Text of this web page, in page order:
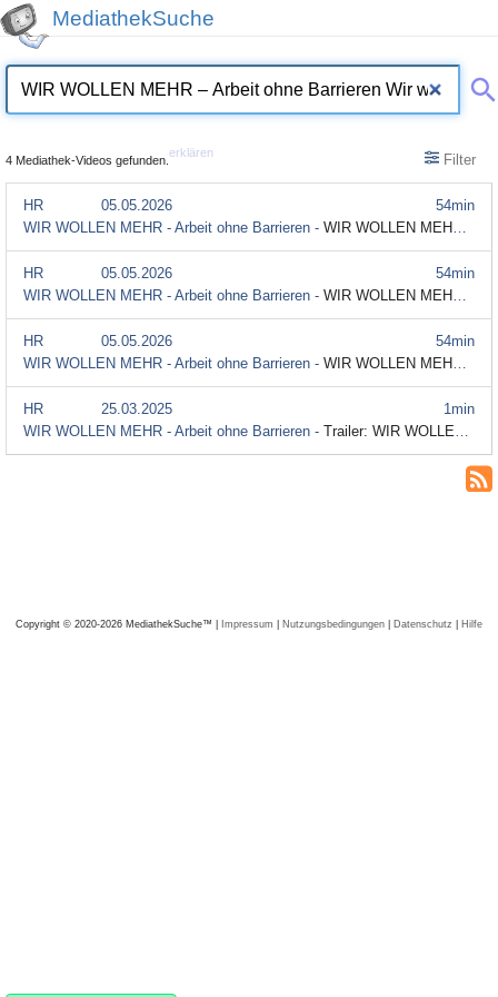
MediathekSuche
4 Mediathek-Videos gefunden.
erklären Filter
54min
HR
05.05.2026
WIR WOLLEN MEHR - Arbeit ohne Barrieren - WIR WOLLEN MEHR - Arbeit ohne Barrieren (Gebärdensprache)
54min
HR
05.05.2026
WIR WOLLEN MEHR - Arbeit ohne Barrieren - WIR WOLLEN MEHR - Arbeit ohne Barrieren
54min
HR
05.05.2026
WIR WOLLEN MEHR - Arbeit ohne Barrieren - WIR WOLLEN MEHR - Arbeit ohne Barrieren (Audiodeskription)
1min
HR
25.03.2025
WIR WOLLEN MEHR - Arbeit ohne Barrieren - Trailer: WIR WOLLEN MEHR – Arbeit ohne Barrieren
Copyright © 2020-2026 MediathekSuche™ | Impressum | Nutzungsbedingungen | Datenschutz | Hilfe